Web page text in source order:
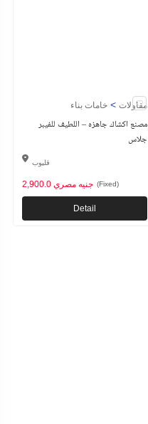
مقاولات > خامات بناء
مصنع اكشاك جاهزه – اللطيف للفيبر
جلاس
قليوب
2,900.0 جنيه مصري (Fixed)
Detail